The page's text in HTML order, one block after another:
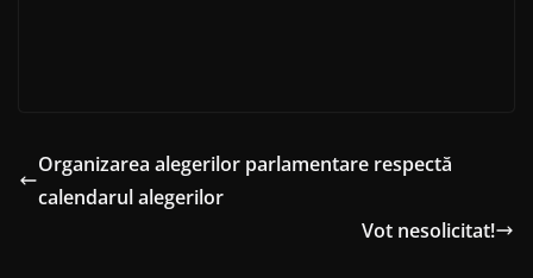
Organizarea alegerilor parlamentare respectă
calendarul alegerilor
Vot nesolicitat!